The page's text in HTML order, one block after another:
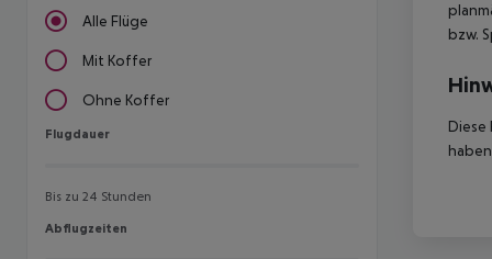
Alle Flüge
Mit Koffer
Ohne Koffer
Flugdauer
Flugdauer
Bis zu 24 Stunden
Abflugzeiten
Abflugzeiten
bzw.
Diese